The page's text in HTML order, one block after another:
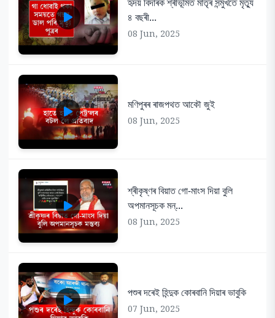
৪ বছৰী...
08 Jun, 2025
মণিপুৰৰ ৰাজপথত আকৌ জুই
08 Jun, 2025
শ্ৰীকৃষ্ণৰ বিয়াত গো-মাংস দিয়া বুলি
অপমানসূচক মন্...
08 Jun, 2025
পশুৰ দৰেই হিন্দুক কোৰবানি দিয়াৰ ভাবুকি
07 Jun, 2025